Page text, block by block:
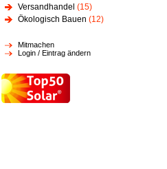
Versandhandel (15)
Ökologisch Bauen (12)
Mitmachen
Login / Eintrag ändern